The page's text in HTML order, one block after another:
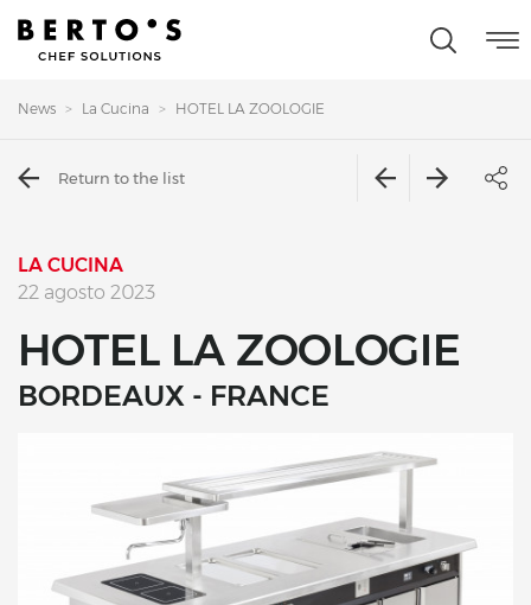
News La Cucina HOTEL LA ZOOLOGIE
Return to the list
LA CUCINA
22 agosto 2023
HOTEL LA ZOOLOGIE
BORDEAUX - FRANCE